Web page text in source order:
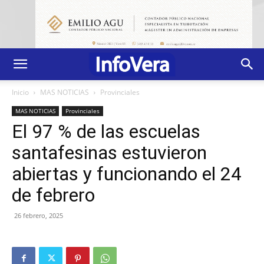
Inicio MAS NOTICIAS Provinciales
MAS NOTICIAS Provinciales
El 97 % de las escuelas
santafesinas estuvieron
abiertas y funcionando el 24
de febrero
26 febrero, 2025